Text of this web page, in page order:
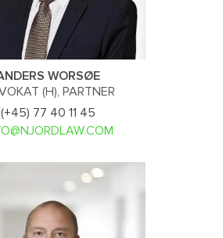
WORSØE
(H), PARTNER
(+45) 77 40 11 45